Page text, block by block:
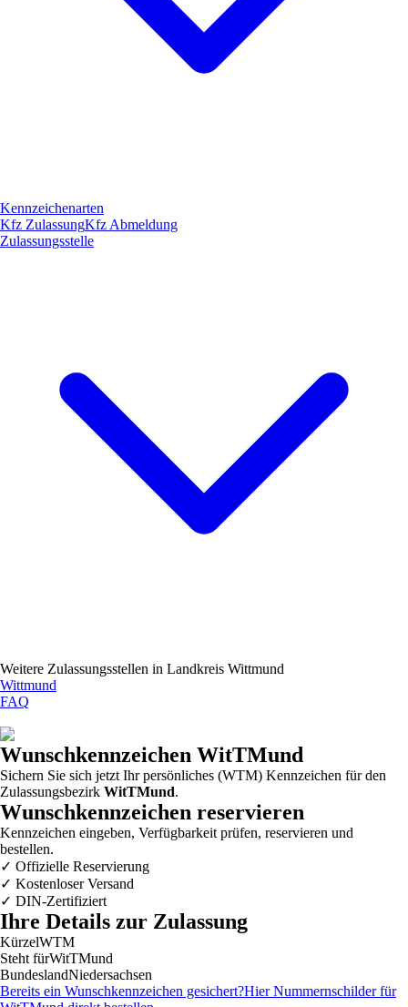
Kennzeichenarten
Kfz ZulassungKfz Abmeldung
Zulassungsstelle
Weitere Zulassungsstellen in Landkreis Wittmund
Wittmund
FAQ
Wunschkennzeichen WitTMund
Sichern Sie sich jetzt Ihr persönliches (WTM) Kennzeichen für den
Zulassungsbezirk WitTMund.
Wunschkennzeichen reservieren
Kennzeichen eingeben, Verfügbarkeit prüfen, reservieren und
bestellen.
✓ Offizielle Reservierung
✓ Kostenloser Versand
✓ DIN-Zertifiziert
Ihre Details zur Zulassung
KürzelWTM
Steht fürWitTMund
BundeslandNiedersachsen
Bereits ein Wunschkennzeichen gesichert?Hier Nummernschilder für